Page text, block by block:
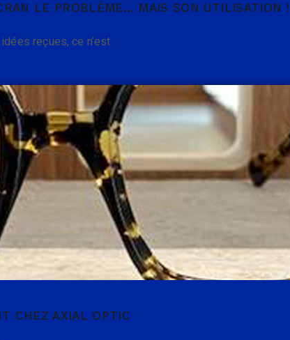
LE PROBLÈME… MAIS SON UTILISATION !
reçues, ce n’est
CHEZ AXIAL OPTIC